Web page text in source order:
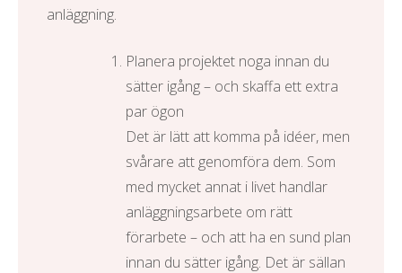
anläggning.
Planera projektet noga innan du
sätter igång – och skaffa ett extra
par ögon
Det är lätt att komma på idéer, men
svårare att genomföra dem. Som
med mycket annat i livet handlar
anläggningsarbete om rätt
förarbete – och att ha en sund plan
innan du sätter igång. Det är sällan